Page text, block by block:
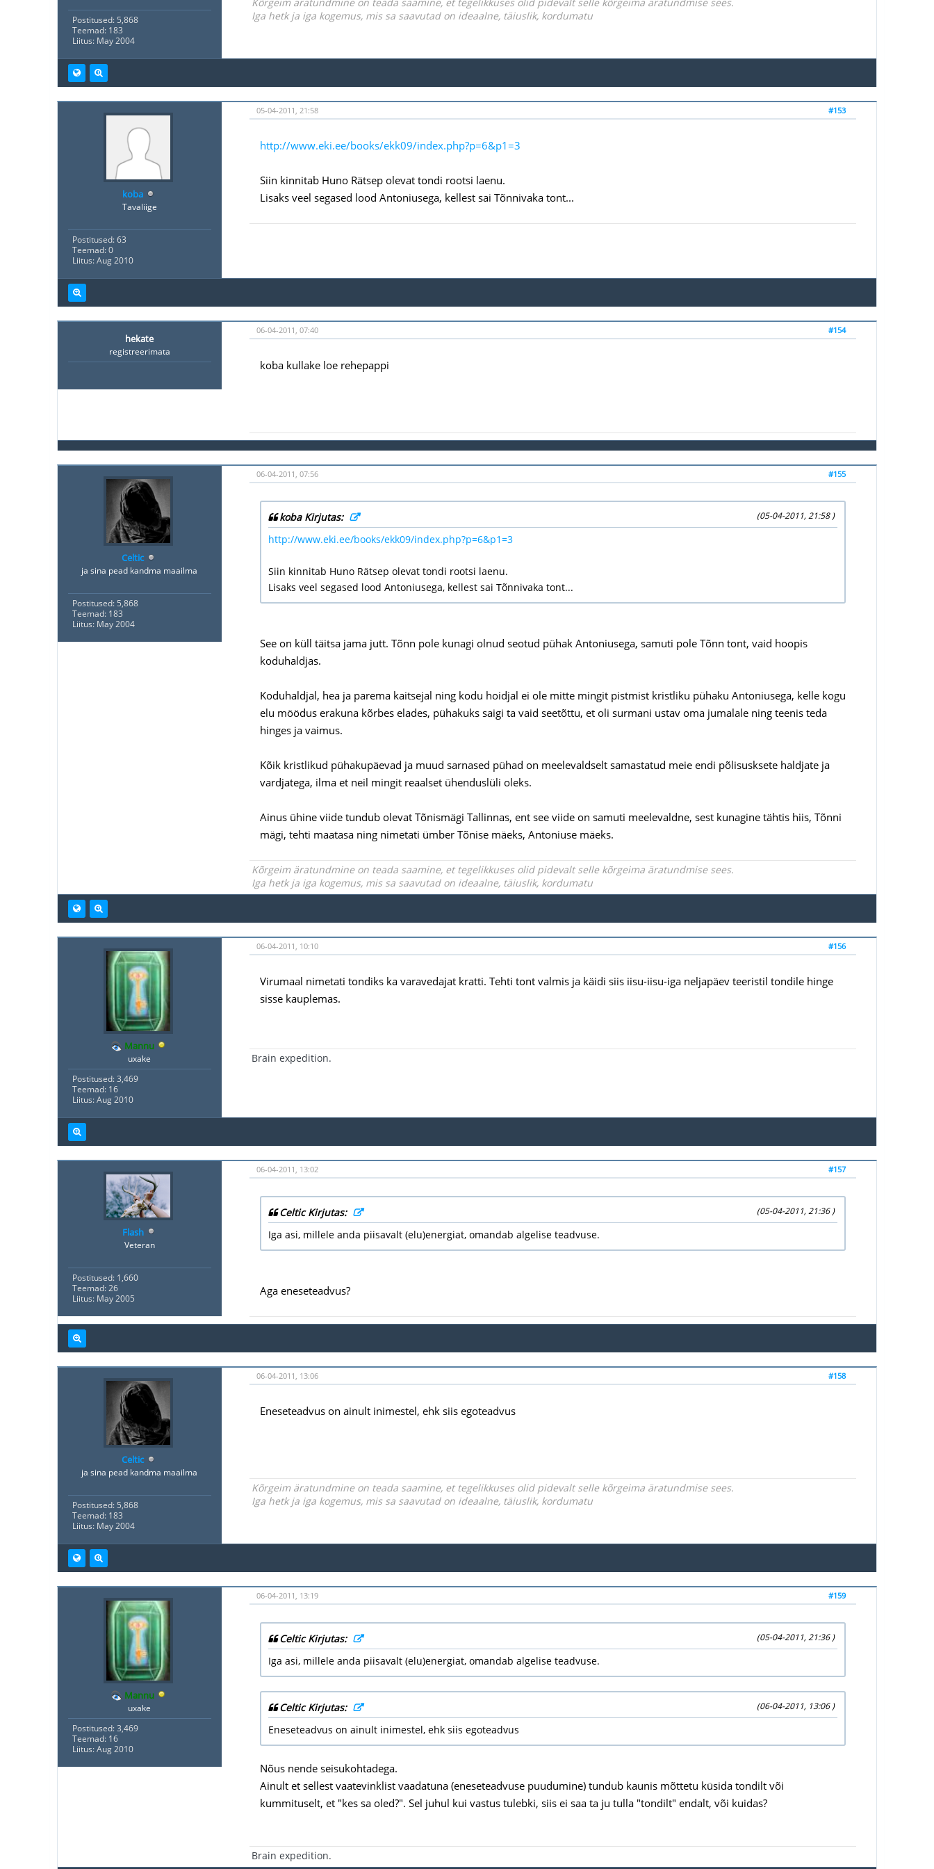
Postitused: 5,868
Teemad: 183
Liitus: May 2004
Kõrgeim äratundmine on teada saamine, et tegelikkuses olid pidevalt selle kõrgeima äratundmise sees.
Iga hetk ja iga kogemus, mis sa saavutad on ideaalne, täiuslik, kordumatu
koba
Tavaliige
Postitused: 63
Teemad: 0
Liitus: Aug 2010
#153
05-04-2011, 21:58
http://www.eki.ee/books/ekk09/index.php?p=6&p1=3
Siin kinnitab Huno Rätsep olevat tondi rootsi laenu.
Lisaks veel segased lood Antoniusega, kellest sai Tõnnivaka tont...
hekate
registreerimata
#154
06-04-2011, 07:40
koba kullake loe rehepappi
Celtic
ja sina pead kandma maailma
Postitused: 5,868
Teemad: 183
Liitus: May 2004
#155
06-04-2011, 07:56
(05-04-2011, 21:58 )
koba Kirjutas:
http://www.eki.ee/books/ekk09/index.php?p=6&p1=3
Siin kinnitab Huno Rätsep olevat tondi rootsi laenu.
Lisaks veel segased lood Antoniusega, kellest sai Tõnnivaka tont...
See on küll täitsa jama jutt. Tõnn pole kunagi olnud seotud pühak Antoniusega, samuti pole Tõnn tont, vaid hoopis
koduhaldjas.
Koduhaldjal, hea ja parema kaitsejal ning kodu hoidjal ei ole mitte mingit pistmist kristliku pühaku Antoniusega, kelle kogu
elu möödus erakuna kõrbes elades, pühakuks saigi ta vaid seetõttu, et oli surmani ustav oma jumalale ning teenis teda
hinges ja vaimus.
Kõik kristlikud pühakupäevad ja muud sarnased pühad on meelevaldselt samastatud meie endi põlisusksete haldjate ja
vardjatega, ilma et neil mingit reaalset ühenduslüli oleks.
Ainus ühine viide tundub olevat Tõnismägi Tallinnas, ent see viide on samuti meelevaldne, sest kunagine tähtis hiis, Tõnni
mägi, tehti maatasa ning nimetati ümber Tõnise mäeks, Antoniuse mäeks.
Kõrgeim äratundmine on teada saamine, et tegelikkuses olid pidevalt selle kõrgeima äratundmise sees.
Iga hetk ja iga kogemus, mis sa saavutad on ideaalne, täiuslik, kordumatu
Mannu
uxake
Postitused: 3,469
Teemad: 16
Liitus: Aug 2010
#156
06-04-2011, 10:10
Virumaal nimetati tondiks ka varavedajat kratti. Tehti tont valmis ja käidi siis iisu-iisu-iga neljapäev teeristil tondile hinge
sisse kauplemas.
Brain expedition.
Flash
Veteran
Postitused: 1,660
Teemad: 26
Liitus: May 2005
#157
06-04-2011, 13:02
(05-04-2011, 21:36 )
Celtic Kirjutas:
Iga asi, millele anda piisavalt (elu)energiat, omandab algelise teadvuse.
Aga eneseteadvus?
Celtic
ja sina pead kandma maailma
Postitused: 5,868
Teemad: 183
Liitus: May 2004
#158
06-04-2011, 13:06
Eneseteadvus on ainult inimestel, ehk siis egoteadvus
Kõrgeim äratundmine on teada saamine, et tegelikkuses olid pidevalt selle kõrgeima äratundmise sees.
Iga hetk ja iga kogemus, mis sa saavutad on ideaalne, täiuslik, kordumatu
Mannu
uxake
Postitused: 3,469
Teemad: 16
Liitus: Aug 2010
#159
06-04-2011, 13:19
(05-04-2011, 21:36 )
Celtic Kirjutas:
Iga asi, millele anda piisavalt (elu)energiat, omandab algelise teadvuse.
(06-04-2011, 13:06 )
Celtic Kirjutas:
Eneseteadvus on ainult inimestel, ehk siis egoteadvus
Nõus nende seisukohtadega.
Ainult et sellest vaatevinklist vaadatuna (eneseteadvuse puudumine) tundub kaunis mõttetu küsida tondilt või
kummituselt, et "kes sa oled?". Sel juhul kui vastus tulebki, siis ei saa ta ju tulla "tondilt" endalt, või kuidas?
Brain expedition.